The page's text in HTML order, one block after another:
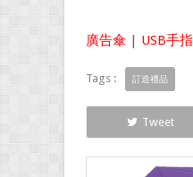
廣告傘 | USB手指
Tags : 訂造禮品
Tweet